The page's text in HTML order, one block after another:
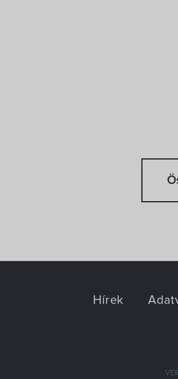
Hírek